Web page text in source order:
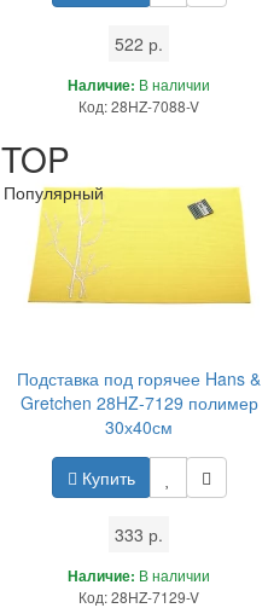
522 р.
Наличие: В наличии
Код: 28HZ-7088-V
TOP
Популярный
Подставка под горячее Hans &
Gretchen 28HZ-7129 полимер
30х40см
Купить
333 р.
Наличие: В наличии
Код: 28HZ-7129-V